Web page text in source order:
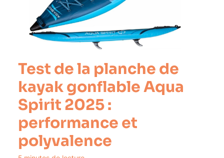
Test de la planche de
kayak gonflable Aqua
Spirit 2025 :
performance et
polyvalence